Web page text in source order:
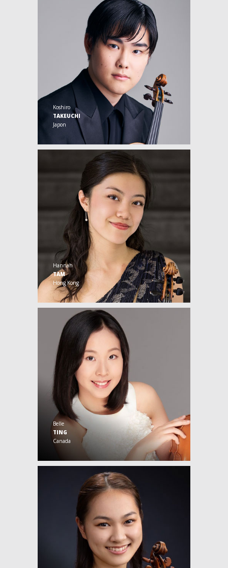
Koshiro
TAKEUCHI
Japon
Hannah
TAM
Hong Kong
Belle
TING
Canada